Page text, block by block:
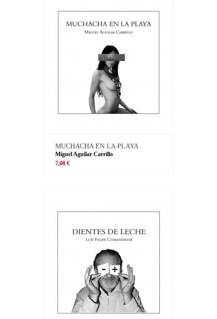
MUCHACHA EN LA PLAYA
Miguel Aguilar Carrillo
7,00 €